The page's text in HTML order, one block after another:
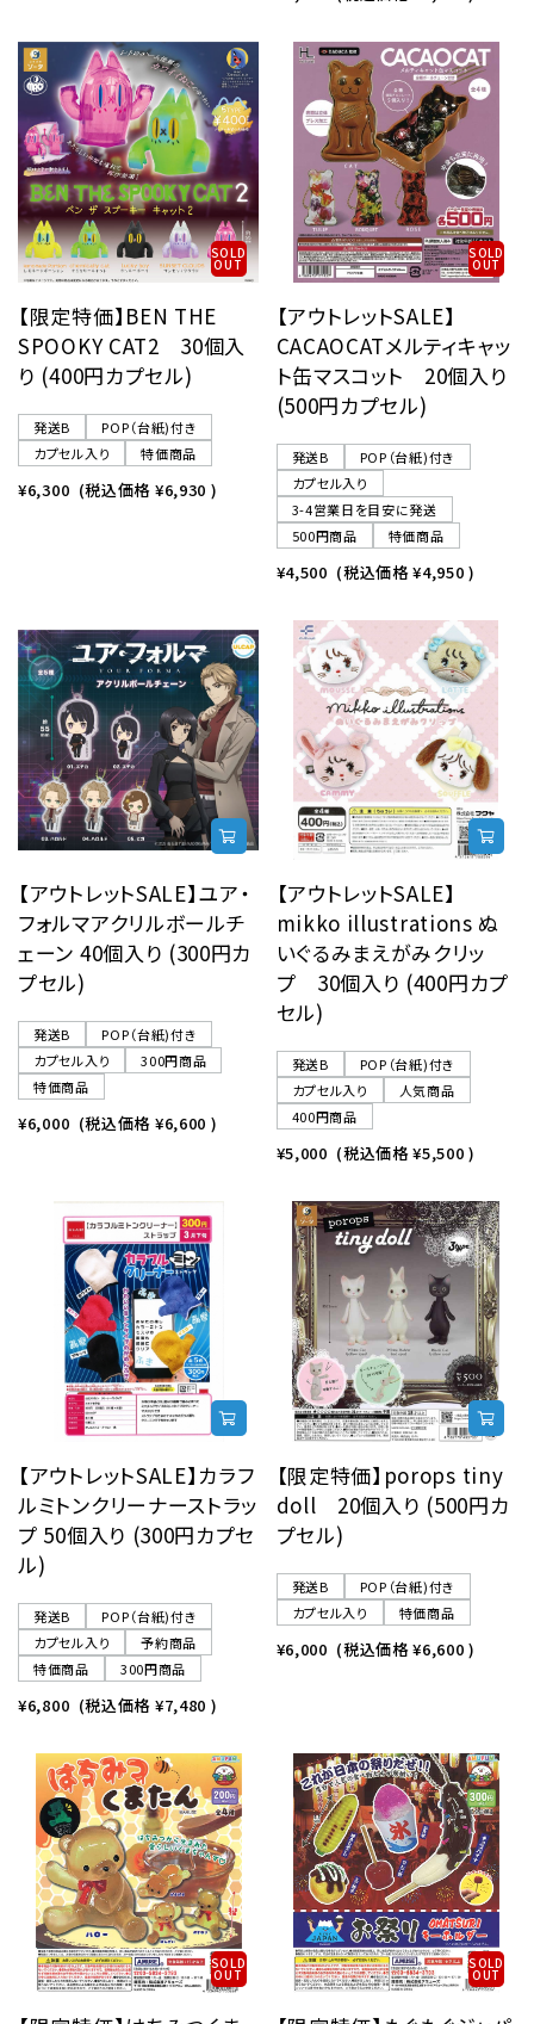
SOLD
OUT
【限定特価】BEN THE
SPOOKY CAT2 30個入
り (400円カプセル)
発送B
POP（台紙)付き
カプセル入り
特価商品
¥6,300 (税込価格 ¥6,930 )
SOLD
OUT
【アウトレットSALE】
CACAOCATメルティキャッ
ト缶マスコット 20個入り
(500円カプセル)
発送B
POP（台紙)付き
カプセル入り
3-4営業日を目安に発送
500円商品
特価商品
¥4,500 (税込価格¥4,950 )
【アウトレットSALE】ユア・
フォルマアクリルボールチ
ェーン 40個入り (300円カ
プセル)
発送B
POP（台紙)付き
カプセル入り
300円商品
特価商品
¥6,000 (税込価格 ¥6,600 )
【アウトレットSALE】
mikko illustrations ぬ
いぐるみまえがみクリッ
プ 30個入り (400円カプ
セル)
発送B
POP（台紙)付き
カプセル入り
人気商品
400円商品
¥5,000 (税込価格¥5,500 )
【アウトレットSALE】カラフ
ルミトンクリーナーストラッ
プ 50個入り (300円カプセ
ル)
発送B
POP（台紙)付き
カプセル入り
予約商品
特価商品
300円商品
¥6,800 (税込価格 ¥7,480 )
【限定特価】porops tiny
doll 20個入り (500円カ
プセル)
発送B
POP（台紙)付き
カプセル入り
特価商品
¥6,000 (税込価格¥6,600 )
SOLD
OUT
SOLD
OUT